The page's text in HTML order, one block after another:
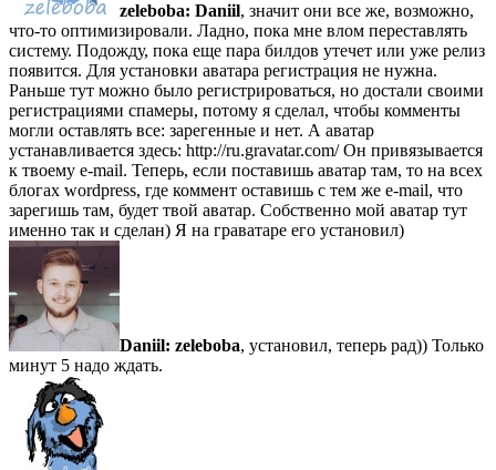
zeleboba: Daniil, значит они все же, возможно,
что-то оптимизировали. Ладно, пока мне влом переставлять
систему. Подожду, пока еще пара билдов утечет или уже релиз
появится. Для установки аватара регистрация не нужна.
Раньше тут можно было регистрироваться, но достали своими
регистрациями спамеры, потому я сделал, чтобы комменты
могли оставлять все: зарегенные и нет. А аватар
устанавливается здесь: http://ru.gravatar.com/ Он привязывается
к твоему e-mail. Теперь, если поставишь аватар там, то на всех
блогах wordpress, где коммент оставишь с тем же e-mail, что
зарегишь там, будет твой аватар. Собственно мой аватар тут
именно так и сделан) Я на граватаре его установил)
Daniil: zeleboba, установил, теперь рад)) Только
минут 5 надо ждать.